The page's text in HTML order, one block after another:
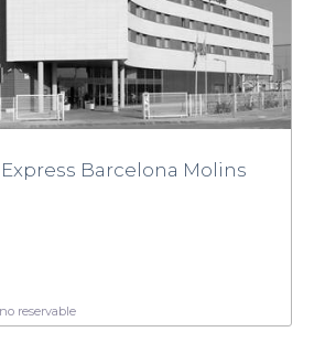
Barcelona Molins
reservable